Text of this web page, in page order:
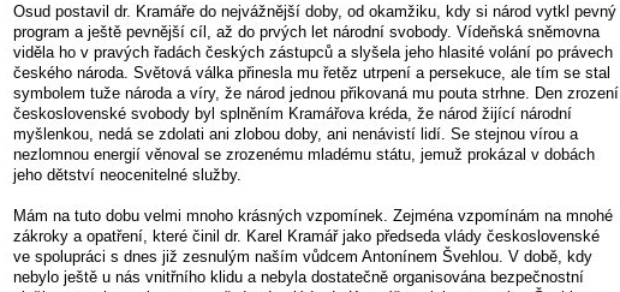
Osud postavil dr. Kramáře do nejvážnější doby, od okamžiku, kdy si národ vytkl pevný
program a ještě pevnější cíl, až do prvých let národní svobody. Vídeňská sněmovna
viděla ho v pravých řadách českých zástupců a slyšela jeho hlasité volání po právech
českého národa. Světová válka přinesla mu řetěz utrpení a persekuce, ale tím se stal
symbolem tuže národa a víry, že národ jednou přikovaná mu pouta strhne. Den zrození
československé svobody byl splněním Kramářova kréda, že národ žijící národní
myšlenkou, nedá se zdolati ani zlobou doby, ani nenávistí lidí. Se stejnou vírou a
nezlomnou energií věnoval se zrozenému mladému státu, jemuž prokázal v dobách
jeho dětství neocenitelné služby.
Mám na tuto dobu velmi mnoho krásných vzpomínek. Zejména vzpomínám na mnohé
zákroky a opatření, které činil dr. Karel Kramář jako předseda vlády československé
ve spolupráci s dnes již zesnulým naším vůdcem Antonínem Švehlou. V době, kdy
nebylo ještě u nás vnitřního klidu a nebyla dostatečně organisována bezpečnostní